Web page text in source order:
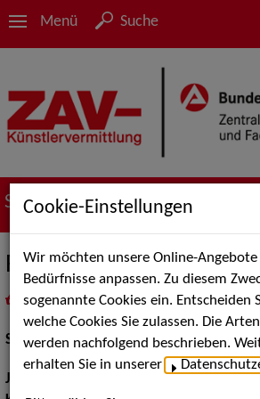
Menü Suche
Suche nach Künstler*innen
Reinhard Mahlberg
inMeine Merklistelegen
Schauspiel:Film und TV
Jahrgang:
Cookie-Einstellungen
Wir möchten unsere Online-
Bedürfnisse anpassen. Zu diesem
sogenannte Cookies ein. Entscheiden
welche Cookies Sie zulassen. Die
werden nachfolgend beschrieben.
erhalten Sie in unserer